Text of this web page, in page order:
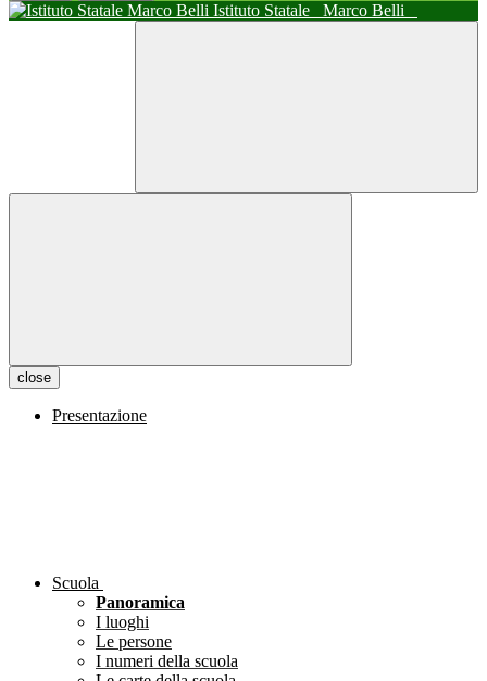
Istituto Statale Marco Belli
close
Presentazione
Scuola
Panoramica
I luoghi
Le persone
I numeri della scuola